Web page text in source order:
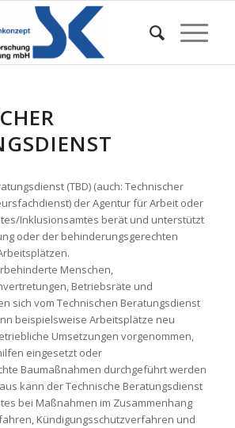
(TBD) (auch: Technischer
der Agentur für Arbeit oder
Inklusionsamtes berät und unterstützt
oder der behinderungsgerechten
Menschen,
Betriebsräte und
sich vom Technischen Beratungsdienst
beispielsweise Arbeitsplätze neu
Umsetzungen vorgenommen,
eingesetzt oder
Baumaßnahmen durchgeführt werden
kann der Technische Beratungsdienst
bei Maßnahmen im Zusammenhang
Kündigungsschutzverfahren und